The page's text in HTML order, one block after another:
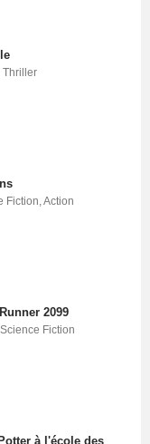
Thriller
Fiction Action
2099
Science Fiction
à l'école des